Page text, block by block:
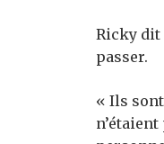
Ricky dit
passer.
« Ils